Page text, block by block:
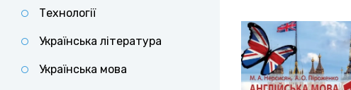
Технології
Українська література
Українська мова